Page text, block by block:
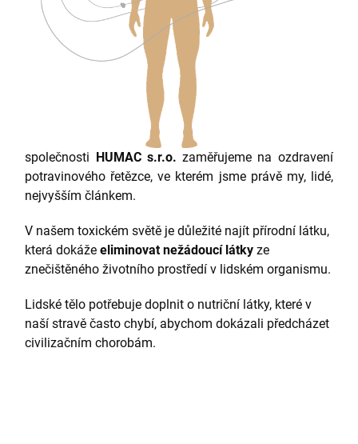
společnosti HUMAC s.r.o.zaměřujeme na ozdravení
potravinového řetězce, ve kterém jsme právě my, lidé,
nejvyšším článkem.
V našem toxickém světě je důležité najít přírodní látku,
která dokážeeliminovat nežádoucí látky ze
znečištěného životního prostředí v lidském organismu.
Lidské tělo potřebuje doplnit o nutriční látky, které v
naší stravě často chybí, abychom dokázali předcházet
civilizačním chorobám.